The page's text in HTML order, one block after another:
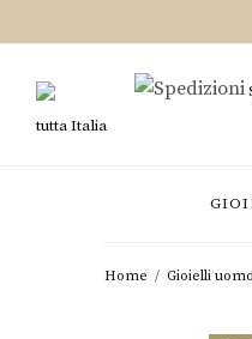
tutta Italia
Home / Gioielli uomo